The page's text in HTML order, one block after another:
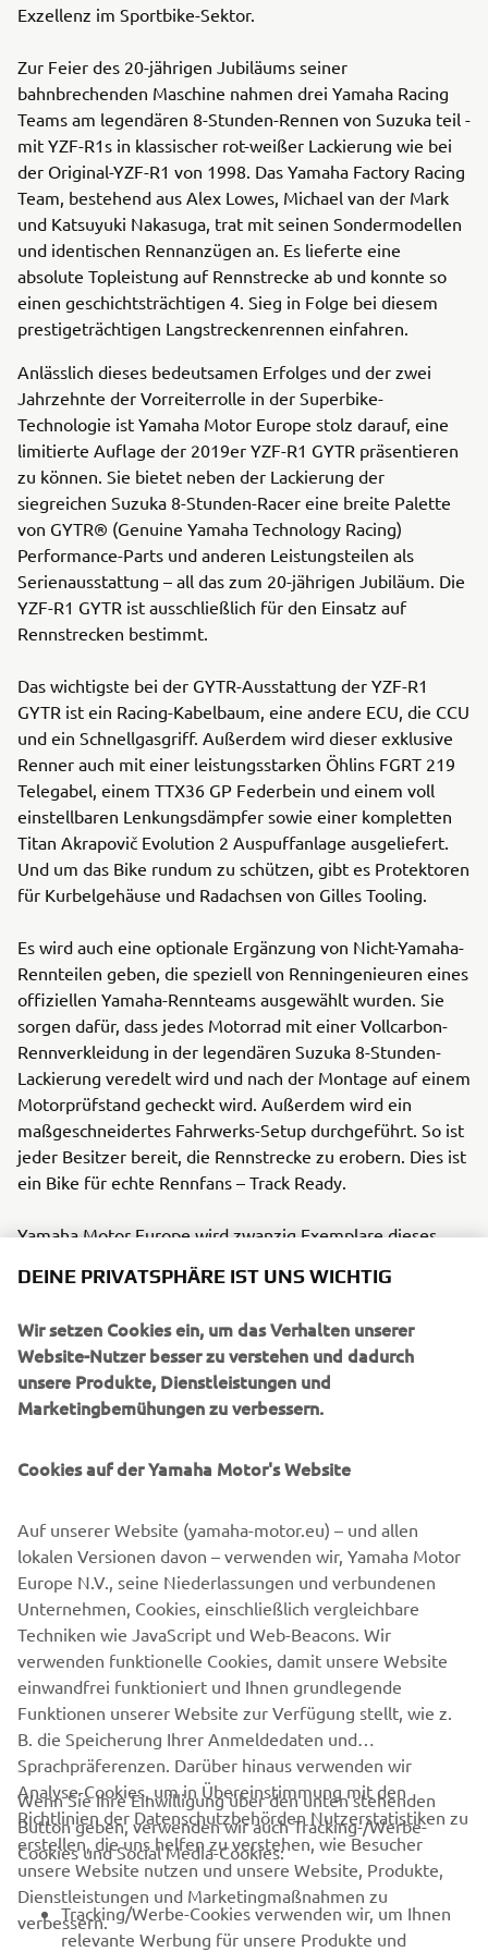
Exzellenz im Sportbike-Sektor.
Zur Feier des 20-jährigen Jubiläums seiner
bahnbrechenden Maschine nahmen drei Yamaha Racing
Teams am legendären 8-Stunden-Rennen von Suzuka teil -
mit YZF-R1s in klassischer rot-weißer Lackierung wie bei
der Original-YZF-R1 von 1998. Das Yamaha Factory Racing
Team, bestehend aus Alex Lowes, Michael van der Mark
und Katsuyuki Nakasuga, trat mit seinen Sondermodellen
und identischen Rennanzügen an. Es lieferte eine
absolute Topleistung auf Rennstrecke ab und konnte so
einen geschichtsträchtigen 4. Sieg in Folge bei diesem
prestigeträchtigen Langstreckenrennen einfahren.
Anlässlich dieses bedeutsamen Erfolges und der zwei
Jahrzehnte der Vorreiterrolle in der Superbike-
Technologie ist Yamaha Motor Europe stolz darauf, eine
limitierte Auflage der 2019er YZF-R1 GYTR präsentieren
zu können. Sie bietet neben der Lackierung der
siegreichen Suzuka 8-Stunden-Racer eine breite Palette
von GYTR® (Genuine Yamaha Technology Racing)
Performance-Parts und anderen Leistungsteilen als
Serienausstattung – all das zum 20-jährigen Jubiläum. Die
YZF-R1 GYTR ist ausschließlich für den Einsatz auf
Rennstrecken bestimmt.
Das wichtigste bei der GYTR-Ausstattung der YZF-R1
GYTR ist ein Racing-Kabelbaum, eine andere ECU, die CCU
und ein Schnellgasgriff. Außerdem wird dieser exklusive
Renner auch mit einer leistungsstarken Öhlins FGRT 219
Telegabel, einem TTX36 GP Federbein und einem voll
einstellbaren Lenkungsdämpfer sowie einer kompletten
Titan Akrapovič Evolution 2 Auspuffanlage ausgeliefert.
Und um das Bike rundum zu schützen, gibt es Protektoren
für Kurbelgehäuse und Radachsen von Gilles Tooling.
Es wird auch eine optionale Ergänzung von Nicht-Yamaha-
Rennteilen geben, die speziell von Renningenieuren eines
offiziellen Yamaha-Rennteams ausgewählt wurden. Sie
sorgen dafür, dass jedes Motorrad mit einer Vollcarbon-
Rennverkleidung in der legendären Suzuka 8-Stunden-
Lackierung veredelt wird und nach der Montage auf einem
Motorprüfstand gecheckt wird. Außerdem wird ein
maßgeschneidertes Fahrwerks-Setup durchgeführt. So ist
jeder Besitzer bereit, die Rennstrecke zu erobern. Dies ist
ein Bike für echte Rennfans – Track Ready.
Yamaha Motor Europe wird zwanzig Exemplare dieses
jedes Jahr der Geschichte, in der die YZF-R1 das
der EICMA gezeigte Modell ist ein Prototyp.
Ab Mitte Dezember gibt es einen Zugang zu den
endgültigen und vollständigen Spezifikationen sowie zu
reservieren, bevor Sie ihre 2019 YZF-R1 GYTR bei einem
Jeder, der das Glück hat, dieses einzigartige Stück
Motorradgeschichte zu bekommen, erhält auch
automatisch Zugang zur
Yamaha Racing Experience (YRE)
2019.
Hier wird ein Team von Spezialisten alles zur YZF-
R1 GYTR vermitteln, damit man bestens ausgerüstet und
informiert auf die Rennstrecke gehen kann.
UNTERNEHMEN
B2B
DEINE PRIVATSPHÄRE IST UNS WICHTIG
Wir setzen Cookies ein, um das Verhalten unserer
Website-Nutzer besser zu verstehen und dadurch
unsere Produkte, Dienstleistungen und
Marketingbemühungen zu verbessern.
Cookies auf der Yamaha Motor's Website
Auf unserer Website (yamaha-motor.eu) – und allen
lokalen Versionen davon – verwenden wir, Yamaha Motor
Europe N.V., seine Niederlassungen und verbundenen
Unternehmen, Cookies, einschließlich vergleichbare
Techniken wie JavaScript und Web-Beacons. Wir
verwenden funktionelle Cookies, damit unsere Website
einwandfrei funktioniert und Ihnen grundlegende
Funktionen unserer Website zur Verfügung stellt, wie z.
B. die Speicherung Ihrer Anmeldedaten und
Sprachpräferenzen. Darüber hinaus verwenden wir
Analyse-Cookies, um in Übereinstimmung mit den
Richtlinien der Datenschutzbehörden Nutzerstatistiken zu
erstellen, die uns helfen zu verstehen, wie Besucher
unsere Website nutzen und unsere Website, Produkte,
Dienstleistungen und Marketingmaßnahmen zu
verbessern.
Wenn Sie Ihre Einwilligung über den unten stehenden
Button geben, verwenden wir auch Tracking-/Werbe-
Cookies und Social Media-Cookies:
Tracking/Werbe-Cookies verwenden wir, um Ihnen
relevante Werbung für unsere Produkte und